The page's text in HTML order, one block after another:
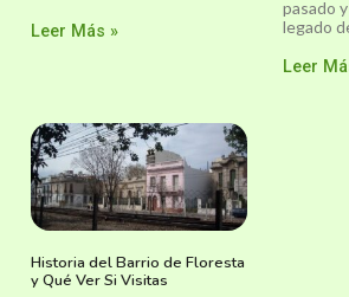
Leer Más »
pasado
legado
Leer
Historia del Barrio de Floresta
y Qué Ver Si Visitas